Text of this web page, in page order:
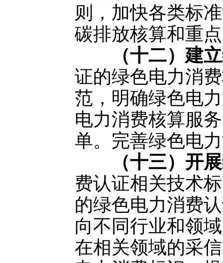
则，加快各类标
碳排放核算和重
（十二）建
证的绿色电力消
范，明确绿色电
电力消费核算服
单。完善绿色电
（十三）开
费认证相关技术
的绿色电力消费
向不同行业和领
在相关领域的采